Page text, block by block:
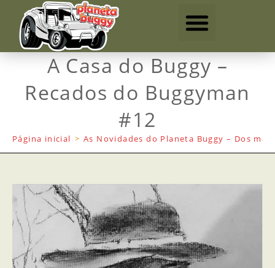
A Casa do Buggy –
Recados do Buggyman
#12
Página inicial > As Novidades do Planeta Buggy – Dos